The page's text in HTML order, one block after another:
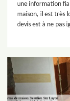
une information
maison, il est très
devis est à ne pas